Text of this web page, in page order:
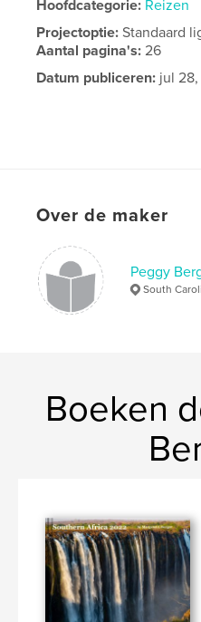
Hoofdcategorie: Reizen
Projectoptie:Standaard
Aantal pagina's:26
Datum publiceren: jul 28,
Over de maker
Peggy
South
Boeken